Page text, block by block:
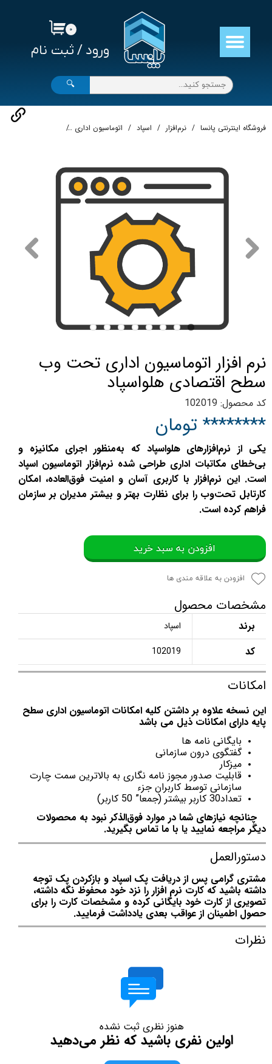
ورود / ثبت نام
حساب کاربری من
تغییر گذر واژه
سفارشات
خروج از حساب کاربری
۰
🔍
فروشگاه اینترنتی پانسا نرم‌افزار اسپاد اتوماسیون اداری
نرم افزار اتوماسیون اداری تحت وب
سطح اقتصادی هلواسپاد
کد محصول: 102019
******** تومان
یکی از نرم‌افزارهای هلواسپاد که به‌منظور اجرای مکانیزه و
بی‌خطای مکاتبات اداری طراحی شده نرم‌افزار اتوماسیون اسپاد
است. این نرم‌افزار با کاربری آسان و امنیت فوق‌العاده‌، امکان
کارتابل تحت‌وب را برای نظارت بهتر و بیشتر مدیران بر سازمان
فراهم کرده است.
افزودن به سبد خرید
افزودن به علاقه مندی ها
مشخصات محصول
برند اسپاد
کد 102019
امکانات
این نسخه علاوه بر داشتن کلیه امکانات اتوماسیون اداری سطح
پایه دارای امکانات ذیل می باشد
بایگانی نامه ها
گفتگوی درون سازمانی
میزکار
قابلیت صدور مجوز نامه نگاری به بالاترین سمت چارت
سازمانی توسط کاربران جزء
تعداد30 کاربر بیشتر (جمعا” 50 کاربر)
چنانچه نیازهای شما در موارد فوق‌الذکر نبود به محصولات
دیگر مراجعه نمایید یا با ما تماس بگیرید.
دستورالعمل
مشتری گرامی پس از دریافت پک اسپاد و بازکردن پک توجه
داشته باشید که کارت نرم افزار را نزد خود محفوظ نگه داشته،
تصویری از کارت خود بایگانی کرده و مشخصات کارت را برای
حصول اطمینان از عواقب بعدی یادداشت فرمایید.
نظرات
هنوز نظری ثبت نشده
اولین نفری باشید که نظر می‌دهید